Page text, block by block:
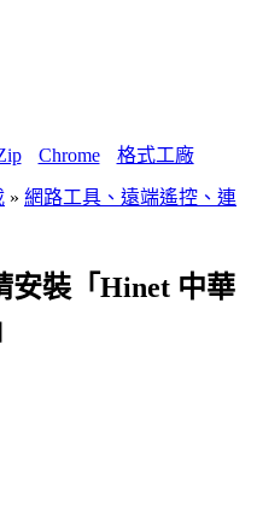
Chrome 格式工廠
» 網路工具、遠端遙控、連
安裝「Hinet 中華